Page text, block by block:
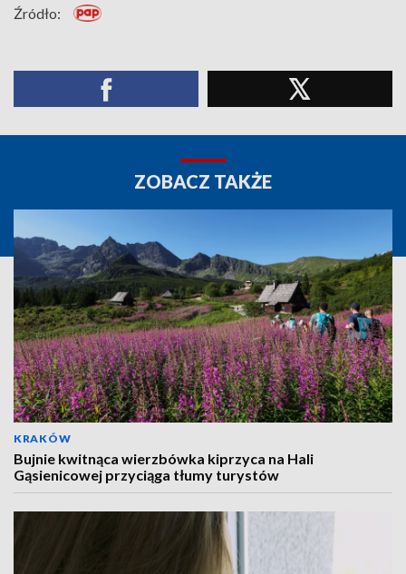
Źródło:
ZOBACZ TAKŻE
KRAKÓW
Bujnie kwitnąca wierzbówka kiprzyca na Hali
Gąsienicowej przyciąga tłumy turystów